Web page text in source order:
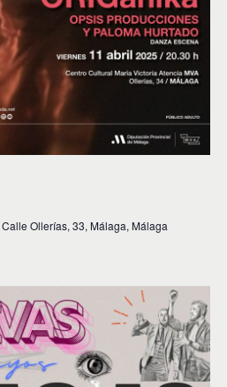
Calle Ollerías, 33, Málaga, Málaga